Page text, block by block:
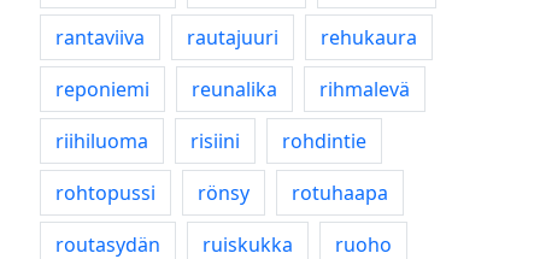
rantaviiva
rautajuuri
rehukaura
reponiemi
reunalika
rihmalevä
riihiluoma
risiini
rohdintie
rohtopussi
rönsy
rotuhaapa
routasydän
ruiskukka
ruoho